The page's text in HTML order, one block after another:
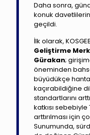
Daha sonra,
konuk
geçildi.
İlk olarak,
Geliştirme
Gürakan;
öneminden
büyüdükçe
kaçırabildiğine
standartlarını
katkısı
arttırılması için
Sunumunda,